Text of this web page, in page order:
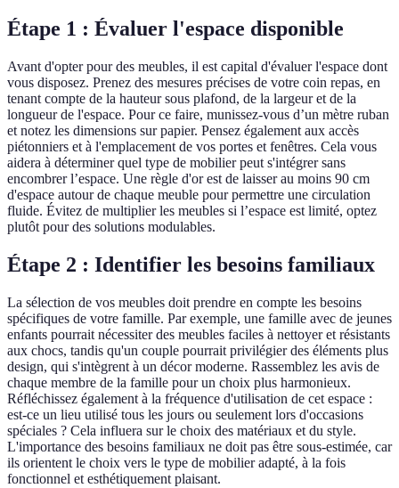
Étape 1 : Évaluer l'espace disponible
Avant d'opter pour des meubles, il est capital d'évaluer l'espace dont
vous disposez. Prenez des mesures précises de votre coin repas, en
tenant compte de la hauteur sous plafond, de la largeur et de la
longueur de l'espace. Pour ce faire, munissez-vous d’un mètre ruban
et notez les dimensions sur papier. Pensez également aux accès
piétonniers et à l'emplacement de vos portes et fenêtres. Cela vous
aidera à déterminer quel type de mobilier peut s'intégrer sans
encombrer l’espace. Une règle d'or est de laisser au moins 90 cm
d'espace autour de chaque meuble pour permettre une circulation
fluide. Évitez de multiplier les meubles si l’espace est limité, optez
plutôt pour des solutions modulables.
Étape 2 : Identifier les besoins familiaux
La sélection de vos meubles doit prendre en compte les besoins
spécifiques de votre famille. Par exemple, une famille avec de jeunes
enfants pourrait nécessiter des meubles faciles à nettoyer et résistants
aux chocs, tandis qu'un couple pourrait privilégier des éléments plus
design, qui s'intègrent à un décor moderne. Rassemblez les avis de
chaque membre de la famille pour un choix plus harmonieux.
Réfléchissez également à la fréquence d'utilisation de cet espace :
est-ce un lieu utilisé tous les jours ou seulement lors d'occasions
spéciales ? Cela influera sur le choix des matériaux et du style.
L'importance des besoins familiaux ne doit pas être sous-estimée, car
ils orientent le choix vers le type de mobilier adapté, à la fois
fonctionnel et esthétiquement plaisant.